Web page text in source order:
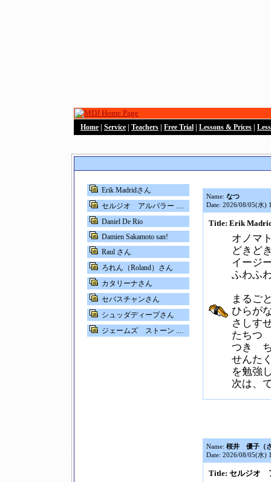
Home Service Teachers Free Trial Lessons & Prices
Erik Madridさん
セルジオ アルバラー ....
Daniel De Rio
Damien Sakamoto san!
Raul さん
ろれん（Roland）さん
カタリーナさん
セバスチャンさん
シュッダディープさん
ジェームズ ストーン ....
Name: なつ
Date: 2026/08/05(水)
Title: Erik
オノマ
どき
イージ
ふわふ
まるご
ひらが
さしす
たちつ
つき
せんた
を勉強
次は、
Name: 桜井 優子（
Date: 2026/08/05(水)
Title: セルジオ